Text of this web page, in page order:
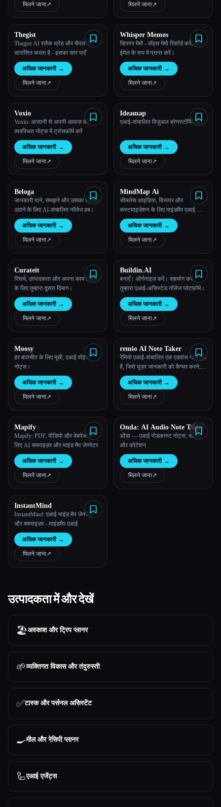
हमारे बारे में
Esc
मिलने जाना↗︎ मिलने जाना↗︎
Thegist
Thegist AI स्लैक थ्रेड और चैनल को
सारांशित करता है - इसका सार पाएँ
अधिक जानकारी →
मिलने जाना↗︎
Whisper Memos
व्हिस्पर मेमो - वॉइस मेमो रिकॉर्ड करें, इसे
ईमेल के रूप में प्राप्त करें।
अधिक जानकारी →
मिलने जाना↗︎
Voxio
Voxio: आसानी से अपनी आवाज़ को
व्यवस्थित नोट्स में ट्रांसफ़ॉर्म करें
अधिक जानकारी →
मिलने जाना↗︎
Ideamap
एआई-संचालित विज़ुअल ब्रेनस्टॉर्मिंग टूल
अधिक जानकारी →
मिलने जाना↗︎
Beloga
जानकारी पाने, समझने और उसका फ़ायदा
उठाने के लिए AI-संचालित नॉलेज हब।
अधिक जानकारी →
मिलने जाना↗︎
MindMap Ai
सीमलेस आइडिया, विस्तार और
कस्टमाइज़ेशन के लिए माइंडमैप एआई का
इंटरैक्टिव इंटरफ़ेस
अधिक जानकारी →
मिलने जाना↗︎
Curateit
रिसर्च, उत्पादकता और अपना काम दिखाने
के लिए तुम्हारा दूसरा दिमाग।
अधिक जानकारी →
मिलने जाना↗︎
Buildin.AI
बनाएँ। ऑर्गनाइज़ करें। सहयोग करें।
तुम्हारा एआई-असिस्टेड नॉलेज प्लेटफ़ॉर्म।
अधिक जानकारी →
मिलने जाना↗︎
Moosy
हर बातचीत के लिए मूसी, एआई वॉइस
नोट्स।
अधिक जानकारी →
मिलने जाना↗︎
remio AI Note Taker
रेमियो एआई-संचालित एक एडवांस नोट टूल
है, जिसे यूज़र जानकारी को कैप्चर करने,
व्यवस्थित करने और उसका इस्तेमाल करने
के तरीके को बदलने के लिए डिज़ाइन किया
गया है। सहज ध्यान देने वाली सुविधाओं के
साथ इंटेलिजेंट खोज क्षमताओं को एकीकृत
अधिक जानकारी →
मिलने जाना↗︎
Mapify
Mapify: PDF, वीडियो और वेबपेज के
लिए AI समराइज़र और माइंड मैप जेनरेटर
अधिक जानकारी →
मिलने जाना↗︎
Onda: AI Audio Note Taker
ओंडा — एआई पोडकास्ट नोट्स, सारांश
और कोटेशन
अधिक जानकारी →
मिलने जाना↗︎
InstantMind
InstantMind: एआई माइंड मैप जेनरेटर
और समराइज़र - माइंडमैप एआई
अधिक जानकारी →
मिलने जाना↗︎
उत्पादकता में और देखें
🏖अवकाश और ट्रिप प्लानर
🌱व्यक्तिगत विकास और तंदुरुस्ती
✅टास्क और पर्सनल असिस्टेंट
🍳मील और रेसिपी प्लानर
🦾एआई एजेंट्स